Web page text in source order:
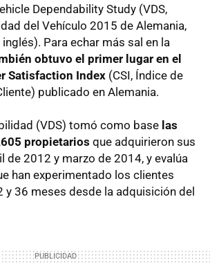
Dependability Study (VDS,
del Vehículo 2015 de Alemania,
Para echar más sal en la
obtuvo el primer lugar en el
Satisfaction Index (CSI, Índice de
publicado en Alemania.
(VDS) tomó como base las
propietarios que adquirieron sus
de 2012 y marzo de 2014, y evalúa
han experimentado los clientes
y 36 meses desde la adquisición del